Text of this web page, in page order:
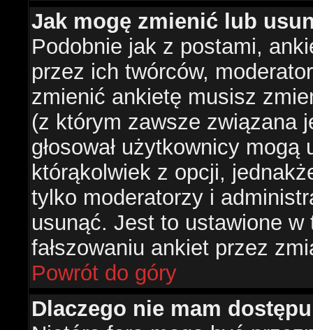
Jak mogę zmienić lub
Podobnie jak z postami,
przez ich twórców,
zmienić ankietę musisz
(z którym zawsze związana
głosował użytkownicy
którąkolwiek z opcji,
tylko moderatorzy i
usunąć. Jest to ustawione
fałszowaniu ankiet przez
Powrót do góry
Dlaczego nie mam